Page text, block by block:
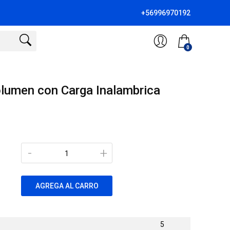
+56996970192
0
con Carga Inalambrica
+
-
AGREGA AL CARRO
5